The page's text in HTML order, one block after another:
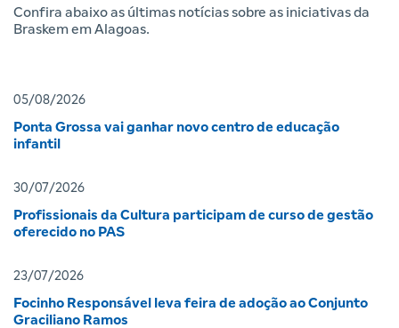
Confira abaixo as últimas notícias sobre as iniciativas da
Braskem em Alagoas.
05/08/2026
Ponta Grossa vai ganhar novo centro de educação
infantil
30/07/2026
Profissionais da Cultura participam de curso de gestão
oferecido no PAS
23/07/2026
Focinho Responsável leva feira de adoção ao Conjunto
Graciliano Ramos